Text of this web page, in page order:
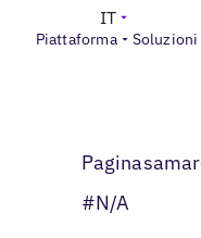
Piattaforma Soluzioni
IT
#N/A